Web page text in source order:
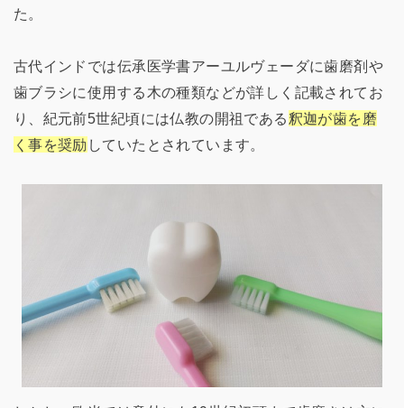
た。
古代インドでは伝承医学書アーユルヴェーダに歯磨剤や
歯ブラシに使用する木の種類などが詳しく記載されてお
り、紀元前5世紀頃には仏教の開祖である 釈迦が歯を磨
く事を奨励 していたとされています。